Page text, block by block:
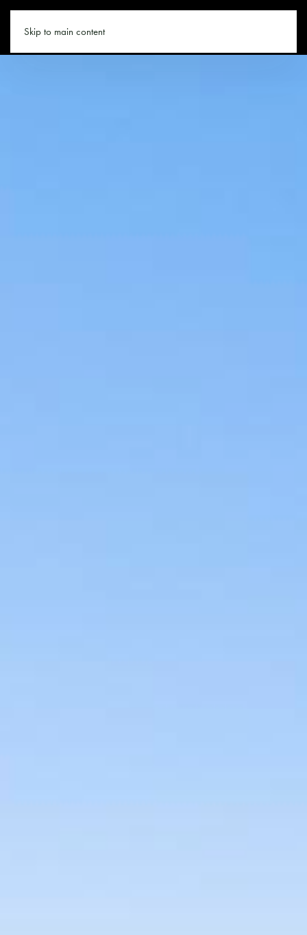
Skip to main content
GASTEIN.CO